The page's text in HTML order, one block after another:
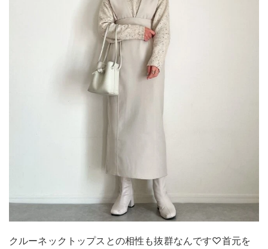
クルーネックトップスとの相性も抜群なんです♡首元を